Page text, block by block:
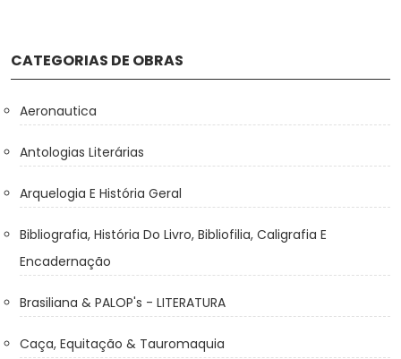
CATEGORIAS DE OBRAS
Aeronautica
Antologias Literárias
Arquelogia E História Geral
Bibliografia, História Do Livro, Bibliofilia, Caligrafia E
Encadernação
Brasiliana & PALOP's - LITERATURA
Caça, Equitação & Tauromaquia